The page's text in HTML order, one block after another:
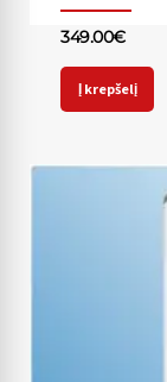
349.00€
Į krepšelį